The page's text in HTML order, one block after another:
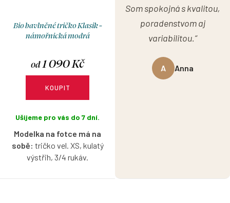
Bio bavlněné tričko Klasik -
námořnická modrá
od 1 090 Kč
KOUPIT
Ušijeme pro vás do 7 dní.
Modelka na fotce má na
sobě: tričko vel. XS, kulatý
výstřih, 3/4 rukáv.
Som spokojná s kvalitou,
poradenstvom aj
variabilitou.“
A Anna